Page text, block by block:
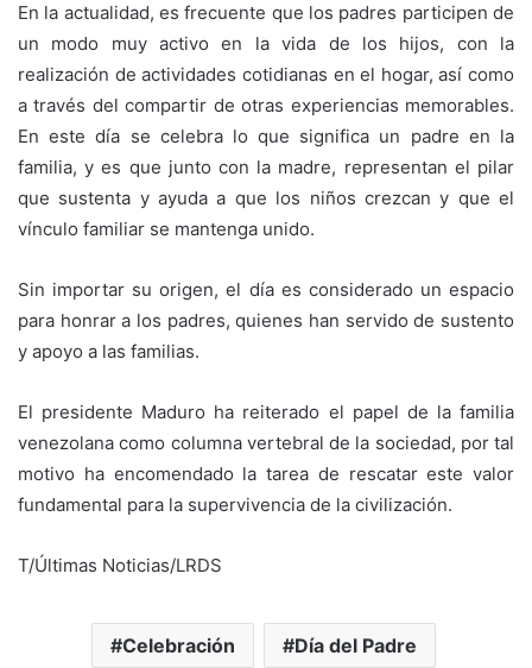
En la actualidad, es frecuente que los padres participen de
un modo muy activo en la vida de los hijos, con la
realización de actividades cotidianas en el hogar, así como
a través del compartir de otras experiencias memorables.
En este día se celebra lo que significa un padre en la
familia, y es que junto con la madre, representan el pilar
que sustenta y ayuda a que los niños crezcan y que el
vínculo familiar se mantenga unido.
Sin importar su origen, el día es considerado un espacio
para honrar a los padres, quienes han servido de sustento
y apoyo a las familias.
El presidente Maduro ha reiterado el papel de la familia
venezolana como columna vertebral de la sociedad, por tal
motivo ha encomendado la tarea de rescatar este valor
fundamental para la supervivencia de la civilización.
T/Últimas Noticias/LRDS
Celebración Día del Padre